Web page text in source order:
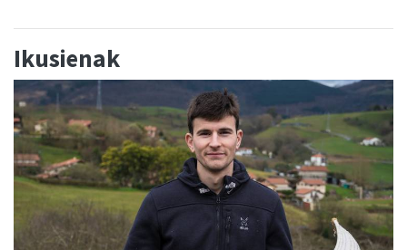
Ikusienak